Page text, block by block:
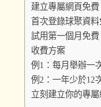
建立專屬網頁免費
首次登錄球聚資料
試用第一個月免費
收費方案
例1：每月舉辦一
例2：一年少於12
立刻建立你的專屬